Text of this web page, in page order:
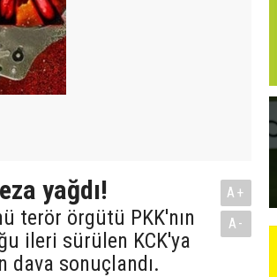
yağdı!
terör örgütü PKK'nın
ileri sürülen KCK'ya
dava sonuçlandı.
A+
A-